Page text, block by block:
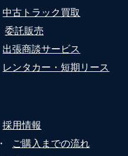
中古トラック買取
委託販売
出張商談サービス
レンタカー・短期リース
採用情報
・
ご購入までの流れ